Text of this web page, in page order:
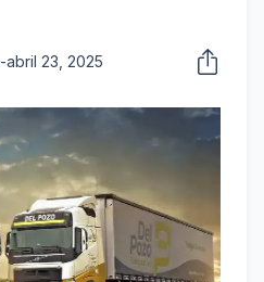
-abril 23, 2025